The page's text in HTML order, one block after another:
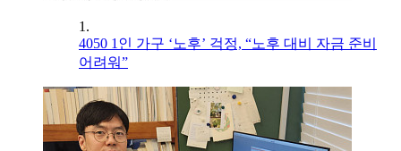
1.
4050 1인 가구 ‘노후’ 걱정, “노후 대비 자금 준비
어려워”